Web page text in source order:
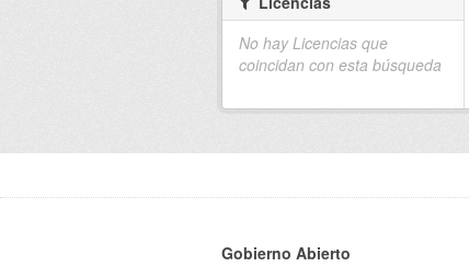
No hay Licencias que
coincidan con esta búsqueda
Gobierno Abierto